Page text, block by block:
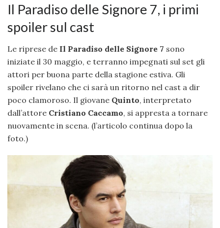
Il Paradiso delle Signore 7, i primi
spoiler sul cast
Le riprese de Il Paradiso delle Signore 7 sono
iniziate il 30 maggio, e terranno impegnati sul set gli
attori per buona parte della stagione estiva. Gli
spoiler rivelano che ci sarà un ritorno nel cast a dir
poco clamoroso. Il giovane Quinto, interpretato
dall’attore Cristiano Caccamo, si appresta a tornare
nuovamente in scena. (l’articolo continua dopo la
foto.)